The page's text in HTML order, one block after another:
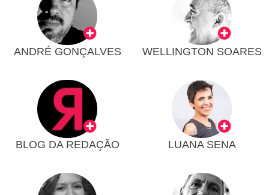
ANDRÉ GONÇALVES WELLINGTON SOARES
BLOG DA REDAÇÃO LUANA SENA